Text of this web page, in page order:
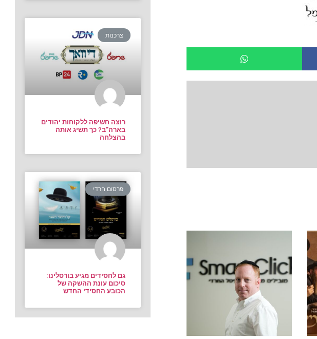
צרכנות
רוצה חשיפה ללקוחות יהודים
בארה”ב? כך תשיג אותה
בהצלחה
פרסום חרדי
גם לחסידים מגיע בורסלינו:
סיכום עונת ההשקה של
הכובע החסידי החדש